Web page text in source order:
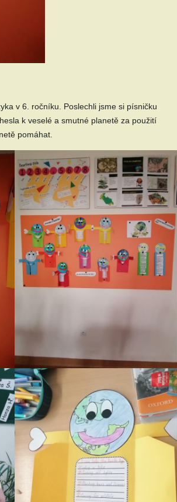
v 6. ročníku. Poslechli jsme si písničku
k veselé a smutné planetě za použití
pomáhat.